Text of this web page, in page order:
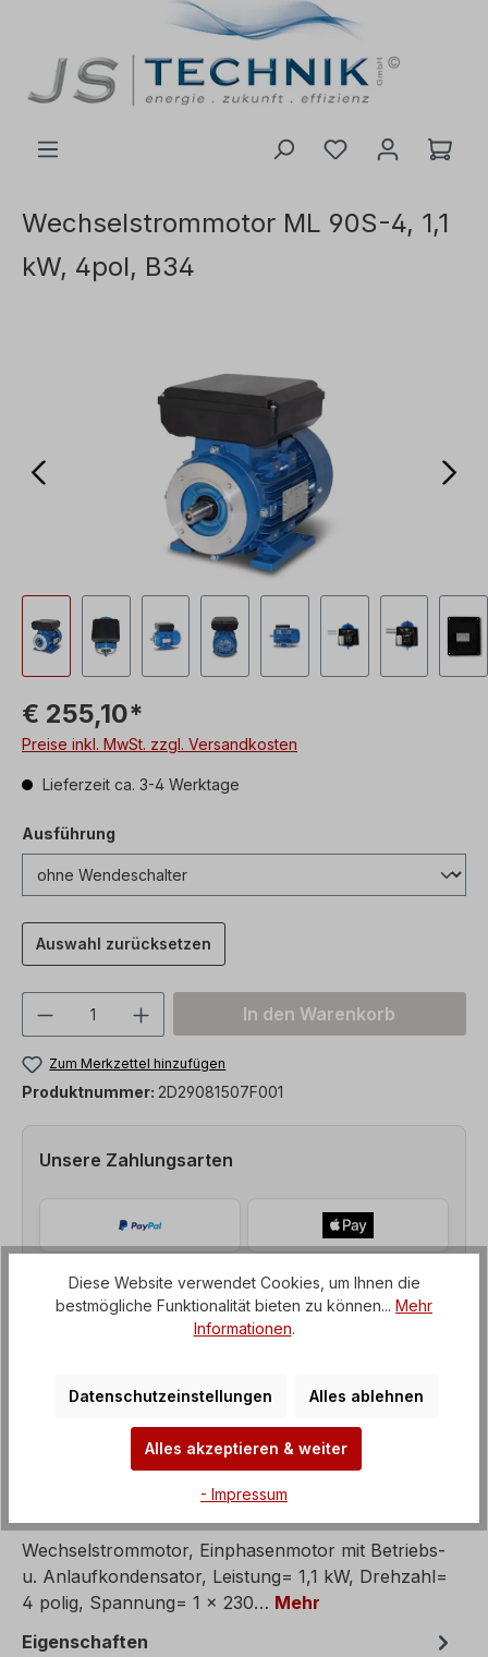
Wechselstrommotor ML 90S-4, 1,1
kW, 4pol, B34
€ 255,10*
Preise inkl. MwSt. zzgl. Versandkosten
Lieferzeit ca. 3-4 Werktage
Ausführung
Auswahl zurücksetzen
Produkt Anzahl: Gib denIn den Warenkorb
Zum Merkzettel hinzufügen
Produktnummer: 2D29081507F001
Unsere Zahlungsarten
Wechselstrommotor, Einphasenmotor mit Betriebs-
u. Anlaufkondensator, Leistung= 1,1 kW, Drehzahl=
4 polig, Spannung= 1 x 230… Mehr
Eigenschaften
Diese Website verwendet Cookies, um Ihnen die
bestmögliche Funktionalität bieten zu können... Mehr
Informationen.
Datenschutzeinstellungen Alles ablehnen
Alles akzeptieren & weiter
- Impressum